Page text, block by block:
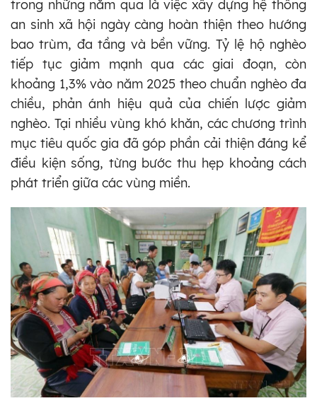
trong những năm qua là việc xây dựng hệ thống
an sinh xã hội ngày càng hoàn thiện theo hướng
bao trùm, đa tầng và bền vững. Tỷ lệ hộ nghèo
tiếp tục giảm mạnh qua các giai đoạn, còn
khoảng 1,3% vào năm 2025 theo chuẩn nghèo đa
chiều, phản ánh hiệu quả của chiến lược giảm
nghèo. Tại nhiều vùng khó khăn, các chương trình
mục tiêu quốc gia đã góp phần cải thiện đáng kể
điều kiện sống, từng bước thu hẹp khoảng cách
phát triển giữa các vùng miền.